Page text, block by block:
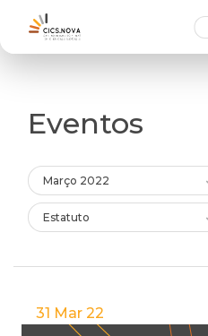
Eventos
Março 2022
Estatuto
31 Mar 22